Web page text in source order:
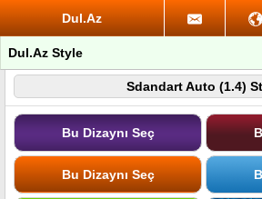
Dul.Az
Dul.Az Style
Sdandart Auto (1.4)
Bu Dizaynı Seç
Bu Dizaynı Seç